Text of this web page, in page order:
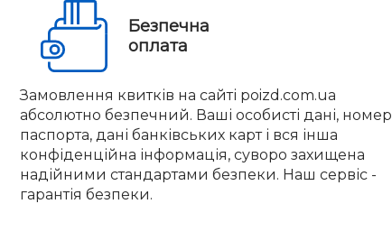
Безпечна
оплата
Замовлення квитків на сайті poizd.com.ua
абсолютно безпечний. Ваші особисті дані, номер
паспорта, дані банківських карт і вся інша
конфіденційна інформація, суворо захищена
надійними стандартами безпеки. Наш сервіс -
гарантія безпеки.